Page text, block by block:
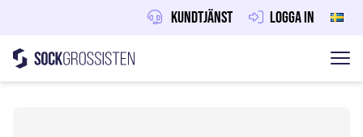
Kundtjänst Logga in
Hoppa till innehåll
Sockgrossisten